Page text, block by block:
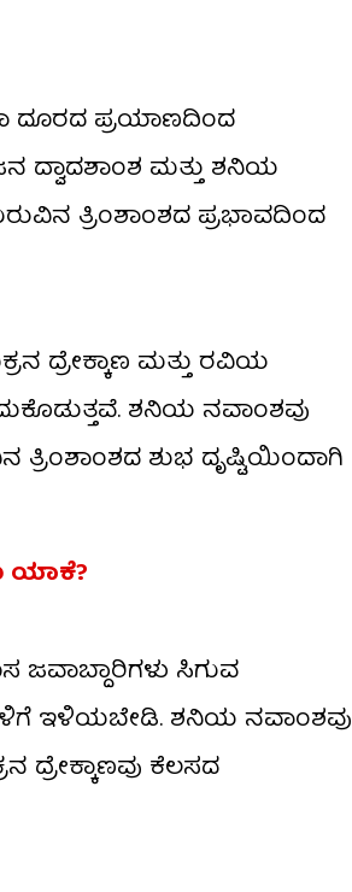
ದೂರದ ಪ್ರಯಾಣದಿಂದ
ದ್ವಾದಶಾಂಶ ಮತ್ತು ಶನಿಯ
ತ್ರಿಂಶಾಂಶದ ಪ್ರಭಾವದಿಂದ
ದ್ರೇಕ್ಕಾಣ ಮತ್ತು ರವಿಯ
ಶನಿಯ ನವಾಂಶವು
ತ್ರಿಂಶಾಂಶದ ಶುಭ ದೃಷ್ಟಿಯಿಂದಾಗಿ
ಯಾಕೆ?
ಜವಾಬ್ದಾರಿಗಳು ಸಿಗುವ
ಇಳಿಯಬೇಡಿ. ಶನಿಯ ನವಾಂಶವು
ಕೆಲಸದ